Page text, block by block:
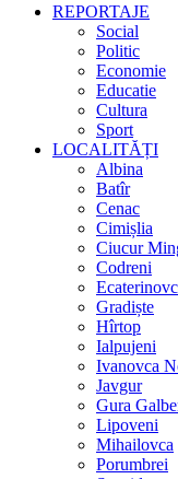
REPORTAJE
Social
Politic
Economie
Educatie
Cultura
Sport
LOCALITĂȚI
Albina
Batîr
Cenac
Cimișlia
Ciucur
Codreni
Gradiște
Hîrtop
Ialpujeni
Ivanovca
Javgur
Gura
Lipoveni
Mihailovca
Porumbrei